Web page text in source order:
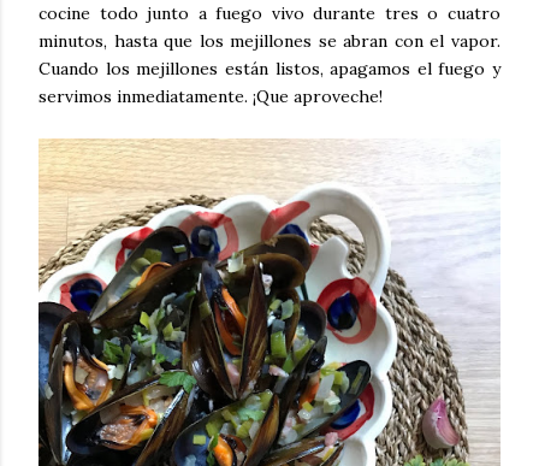
cocine todo junto a fuego vivo durante tres o cuatro
minutos, hasta que los mejillones se abran con el vapor.
Cuando los mejillones están listos, apagamos el fuego y
servimos inmediatamente. ¡Que aproveche!